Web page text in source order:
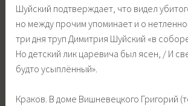
Шуйский подтверждает, что видел
но между прочим упоминает и о
три дня труп Димитрия Шуйский «в
Но детский лик царевича был ясен, / И
будто усыплённый».
Краков. В доме Вишневецкого Григорий